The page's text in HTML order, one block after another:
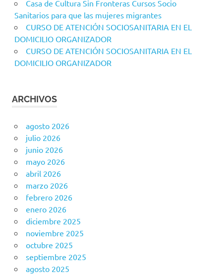
Casa de Cultura Sin Fronteras Cursos Socio
Sanitarios para que las mujeres migrantes
CURSO DE ATENCIÓN SOCIOSANITARIA EN EL
DOMICILIO ORGANIZADOR
CURSO DE ATENCIÓN SOCIOSANITARIA EN EL
DOMICILIO ORGANIZADOR
ARCHIVOS
agosto 2026
julio 2026
junio 2026
mayo 2026
abril 2026
marzo 2026
febrero 2026
enero 2026
diciembre 2025
noviembre 2025
octubre 2025
septiembre 2025
agosto 2025